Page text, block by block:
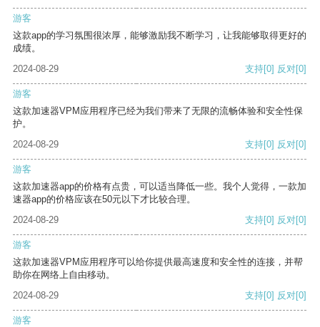
游客
这款app的学习氛围很浓厚，能够激励我不断学习，让我能够取得更好的
成绩。
2024-08-29
支持[0] 反对[0]
游客
这款加速器VPM应用程序已经为我们带来了无限的流畅体验和安全性保
护。
2024-08-29
支持[0] 反对[0]
游客
这款加速器app的价格有点贵，可以适当降低一些。我个人觉得，一款加
速器app的价格应该在50元以下才比较合理。
2024-08-29
支持[0] 反对[0]
游客
这款加速器VPM应用程序可以给你提供最高速度和安全性的连接，并帮
助你在网络上自由移动。
2024-08-29
支持[0] 反对[0]
游客